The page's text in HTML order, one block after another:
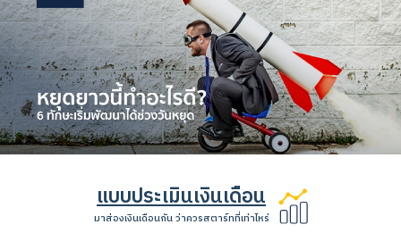
แบบประเมินเงินเดือน
มาส่องเงินเดือนกัน ว่าควรสตาร์ทที่เท่าไหร่